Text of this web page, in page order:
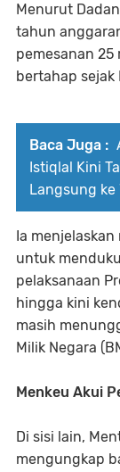
Menurut
tahun
pemesanan
bertahap sejak
Baca Juga :
Istiqlal Kini
Langsung ke
Ia
untuk
pelaksanaan
hingga kini
masih
Milik Negara
Menkeu Akui
Di sisi lain,
mengungkap